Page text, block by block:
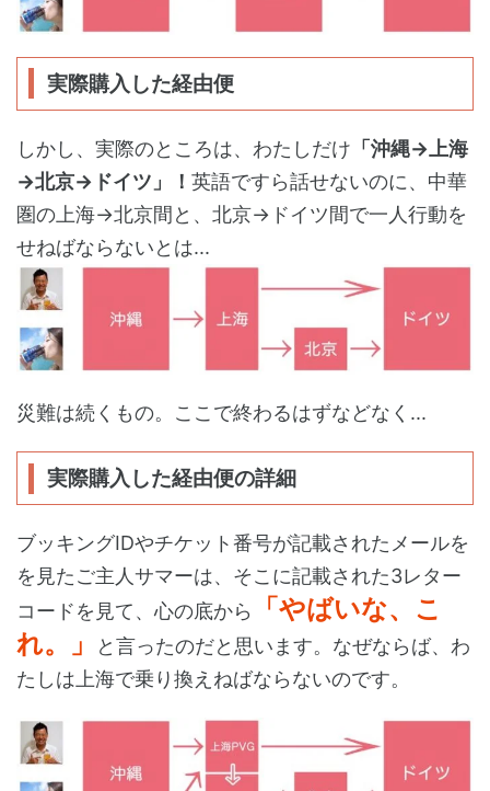
実際購入した経由便
しかし、実際のところは、わたしだけ 「沖縄→上海
→北京→ドイツ」！ 英語ですら話せないのに、中華
圏の上海→北京間と、北京→ドイツ間で一人行動を
せねばならないとは...
災難は続くもの。ここで終わるはずなどなく...
実際購入した経由便の詳細
ブッキングIDやチケット番号が記載されたメールを
を見たご主人サマーは、そこに記載された3レター
コードを見て、心の底から
「やばいな、こ
れ。」
と言ったのだと思います。なぜならば、わ
たしは上海で乗り換えねばならないのです。